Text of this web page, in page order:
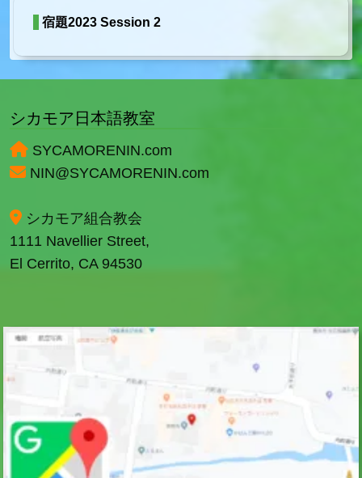
宿題2023 Session 2
シカモア日本語教室
SYCAMORENIN.com
NIN@SYCAMORENIN.com
シカモア組合教会
1111 Navellier Street,
El Cerrito, CA 94530